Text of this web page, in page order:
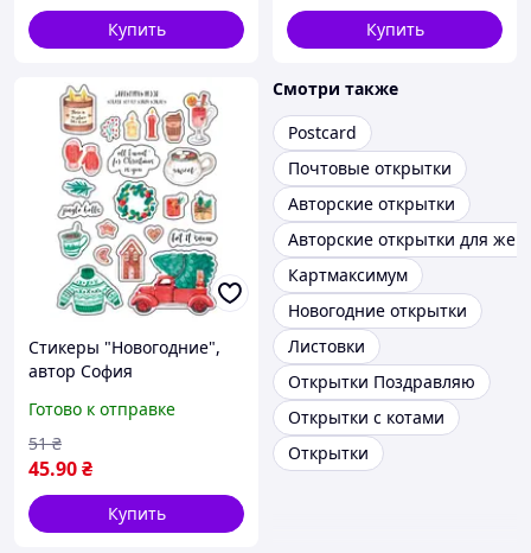
Купить Купить
Стикеры "Новогодние",
автор София
Готово к отправке
45.90₴
51 ₴
Купить
Смотри также
Postcard
Почтовые открытки
Авторские открытки
Авторские открытки для
Картмаксимум
Новогодние открытки
Листовки
Открытки Поздравляю
Открытки с котами
Открытки